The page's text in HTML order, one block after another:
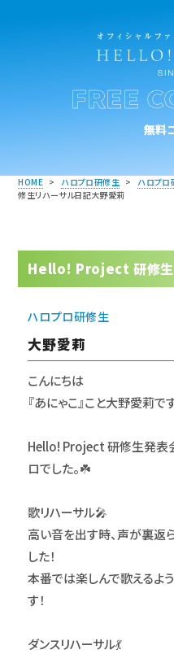
FREE
無料
HOME > ハロプロ研修生 > ハロプロ
修生リハーサル日記大野愛莉
Hello! Project 研修生
ハロプロ研修生
大野愛莉
こんにちは
『あにゃこ』こと大野愛莉で
Hello! Project 研修生発表
ロでした。☘️
歌リハーサル🎤
高い音を出す時、声が裏返
した！
本番では楽しんで歌えるよ
す！
ダンスリハーサル💃